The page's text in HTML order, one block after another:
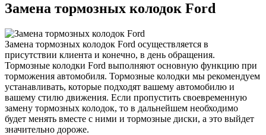
Замена тормозных колодок Ford
Замена тормозных колодок Ford осуществляется в
присутствии клиента и конечно, в день обращения.
Тормозные колодки Ford выполняют основную функцию при
торможения автомобиля. Тормозные колодки мы рекомендуем
устанавливать, которые подходят вашему автомобилю и
вашему стилю движения. Если пропустить своевременную
замену тормозных колодок, то в дальнейшем необходимо
будет менять вместе с ними и тормозные диски, а это выйдет
значительно дороже.